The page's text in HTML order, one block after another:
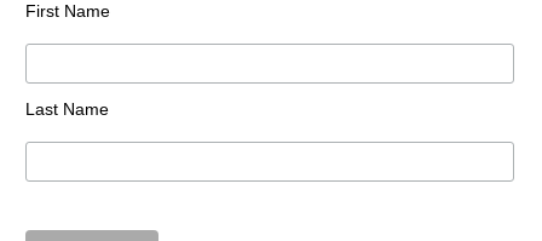
First Name
Last Name